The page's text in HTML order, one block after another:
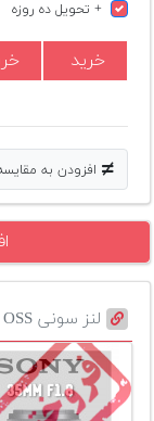
+ تحویل ده روزه
خرید
افزودن به
لنز سونی E 35mm f/1.8 OSS دست دوم